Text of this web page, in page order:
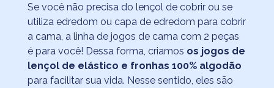
Se você não precisa do lençol de cobrir ou se
utiliza edredom ou capa de edredom para cobrir
a cama, a linha de jogos de cama com 2 peças
é para você! Dessa forma, criamos os jogos de
lençol de elástico e fronhas 100% algodão
para facilitar sua vida. Nesse sentido, eles são